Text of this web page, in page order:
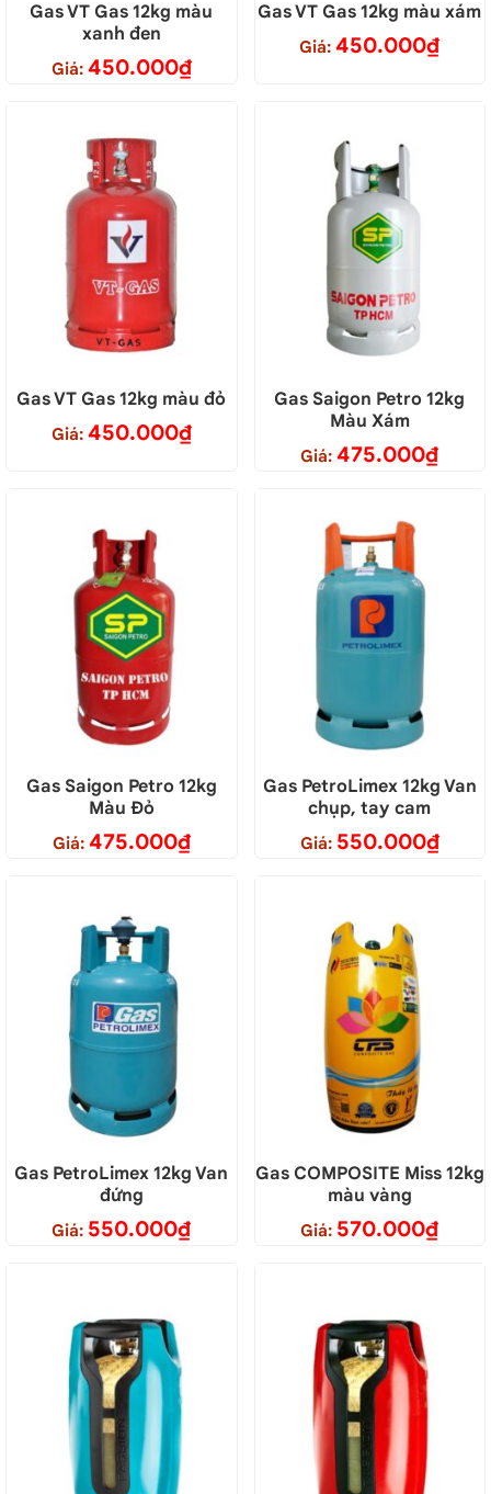
Gas VT Gas 12kg màu
xanh đen
Giá: 450.000₫
Gas VT Gas 12kg màu xám
Giá: 450.000₫
Gas VT Gas 12kg màu đỏ
Giá: 450.000₫
Gas Saigon Petro 12kg
Màu Xám
Giá: 475.000₫
Gas Saigon Petro 12kg
Màu Đỏ
Giá: 475.000₫
Gas PetroLimex 12kg Van
chụp, tay cam
Giá: 550.000₫
Gas PetroLimex 12kg Van
đứng
Giá: 550.000₫
Gas COMPOSITE Miss 12kg
màu vàng
Giá: 570.000₫